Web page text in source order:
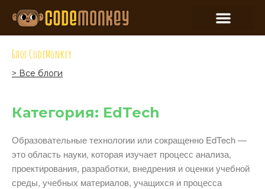
Блог CodeMonkey
> Все блоги
Категория: EdTech
Образовательные технологии или сокращенно EdTech —
это область науки, которая изучает процесс анализа,
проектирования, разработки, внедрения и оценки учебной
среды, учебных материалов, учащихся и процесса